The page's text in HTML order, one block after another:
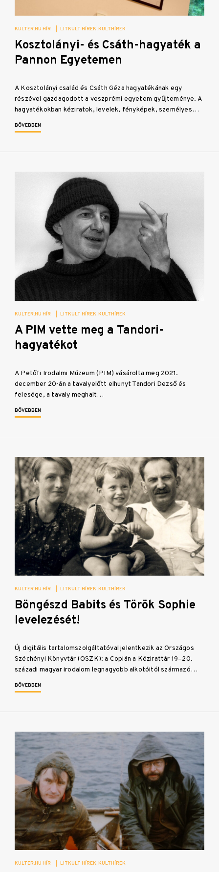
KULTER.HU HÍR LITKULT HÍREK KULTHÍREK
Kosztolányi- és Csáth-hagyaték a
Pannon Egyetemen
A Kosztolányi család és Csáth Géza hagyatékának egy
részével gazdagodott a veszprémi egyetem gyűjteménye. A
hagyatékokban kéziratok, levelek, fényképek, személyes…
BŐVEBBEN
KULTER.HU HÍR LITKULT HÍREK KULTHÍREK
A PIM vette meg a Tandori-
hagyatékot
A Petőfi Irodalmi Múzeum (PIM) vásárolta meg 2021.
december 20-án a tavalyelőtt elhunyt Tandori Dezső és
felesége, a tavaly meghalt…
BŐVEBBEN
KULTER.HU HÍR LITKULT HÍREK KULTHÍREK
Böngészd Babits és Török Sophie
levelezését!
Új digitális tartalomszolgáltatóval jelentkezik az Országos
Széchényi Könyvtár (OSZK): a Copián a Kézirattár 19–20.
századi magyar irodalom legnagyobb alkotóitól származó…
BŐVEBBEN
KULTER.HU HÍR LITKULT HÍREK KULTHÍREK